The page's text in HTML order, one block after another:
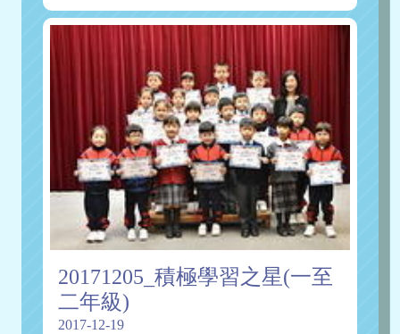
20171205_積極學習之星(一至
二年級)
2017-12-19